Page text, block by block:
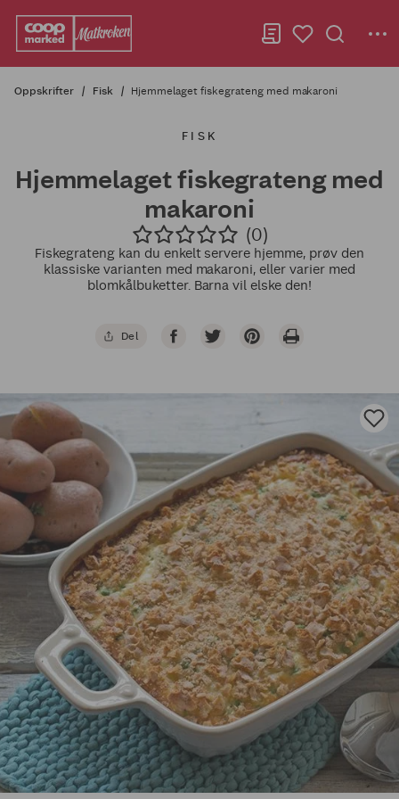
Oppskrifter Fisk Hjemmelaget fiskegrateng med makaroni
FISK
Hjemmelaget fiskegrateng med
makaroni
(0)
Fiskegrateng kan du enkelt servere hjemme, prøv den
klassiske varianten med makaroni, eller varier med
blomkålbuketter. Barna vil elske den!
Del